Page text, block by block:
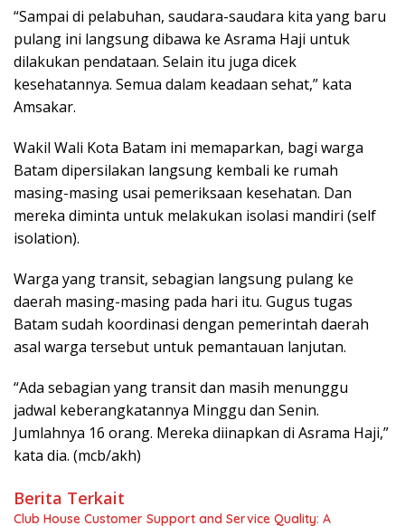
“Sampai di pelabuhan, saudara-saudara kita yang baru
pulang ini langsung dibawa ke Asrama Haji untuk
dilakukan pendataan. Selain itu juga dicek
kesehatannya. Semua dalam keadaan sehat,” kata
Amsakar.
Wakil Wali Kota Batam ini memaparkan, bagi warga
Batam dipersilakan langsung kembali ke rumah
masing-masing usai pemeriksaan kesehatan. Dan
mereka diminta untuk melakukan isolasi mandiri (self
isolation).
Warga yang transit, sebagian langsung pulang ke
daerah masing-masing pada hari itu. Gugus tugas
Batam sudah koordinasi dengan pemerintah daerah
asal warga tersebut untuk pemantauan lanjutan.
“Ada sebagian yang transit dan masih menunggu
jadwal keberangkatannya Minggu dan Senin.
Jumlahnya 16 orang. Mereka diinapkan di Asrama Haji,”
kata dia. (mcb/akh)
Berita Terkait
Club House Customer Support and Service Quality: A